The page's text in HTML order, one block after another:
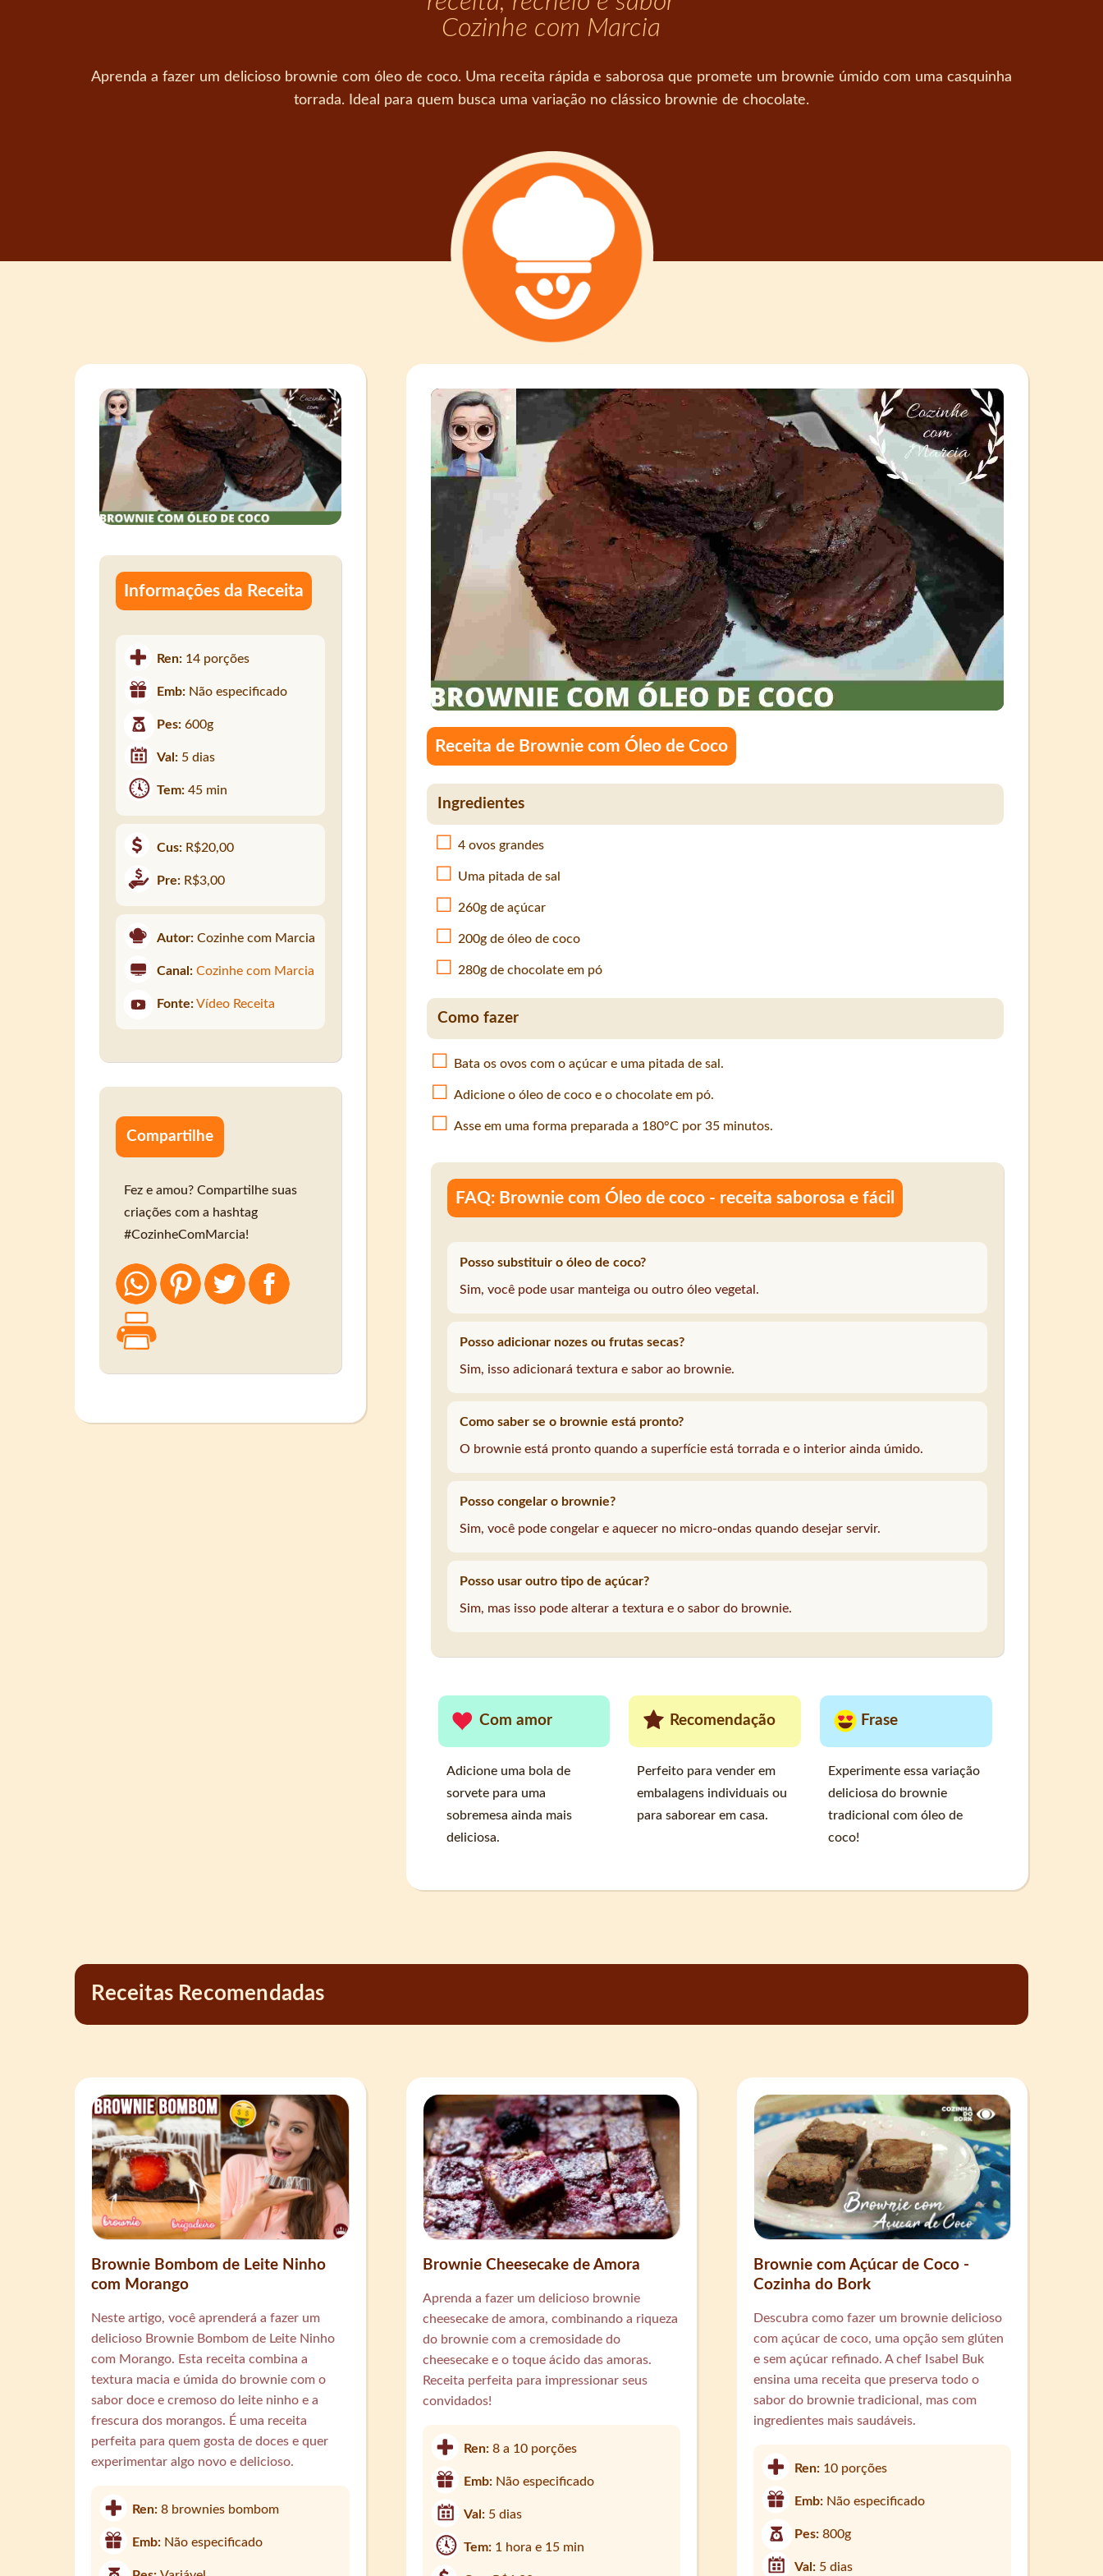
Cozinhe com Marcia
Aprenda a fazer um delicioso brownie com óleo de coco. Uma receita rápida e saborosa que promete um brownie úmido com uma casquinha
torrada. Ideal para quem busca uma variação no clássico brownie de chocolate.
Receita de Brownie com Óleo de Coco
Ingredientes
4 ovos grandes
Uma pitada de sal
260g de açúcar
200g de óleo de coco
280g de chocolate em pó
Como fazer
Bata os ovos com o açúcar e uma pitada de sal.
Adicione o óleo de coco e o chocolate em pó.
Asse em uma forma preparada a 180°C por 35 minutos.
FAQ: Brownie com Óleo de coco - receita saborosa e fácil
Posso substituir o óleo de coco?
Sim, você pode usar manteiga ou outro óleo vegetal.
Posso adicionar nozes ou frutas secas?
Sim, isso adicionará textura e sabor ao brownie.
Como saber se o brownie está pronto?
O brownie está pronto quando a superfície está torrada e o interior ainda úmido.
Posso congelar o brownie?
Sim, você pode congelar e aquecer no micro-ondas quando desejar servir.
Posso usar outro tipo de açúcar?
Sim, mas isso pode alterar a textura e o sabor do brownie.
Com amor
Adicione uma bola de
sorvete para uma
sobremesa ainda mais
deliciosa.
Recomendação
Perfeito para vender em
embalagens individuais ou
para saborear em casa.
Frase
Experimente essa variação
deliciosa do brownie
tradicional com óleo de
coco!
Informações da Receita
Ren: 14 porções
Emb: Não especificado
Pes:600g
Val: 5 dias
Tem:45 min
Cus: R$20,00
Pre: R$3,00
Autor: Cozinhe com Marcia
Canal: Cozinhe com Marcia
Fonte: Vídeo Receita
Compartilhe
Fez e amou? Compartilhe suas
criações com a hashtag
#CozinheComMarcia!
Receitas Recomendadas
Brownie Bombom de Leite Ninho
com Morango
Neste artigo, você aprenderá a fazer um
delicioso Brownie Bombom de Leite Ninho
com Morango. Esta receita combina a
textura macia e úmida do brownie com o
sabor doce e cremoso do leite ninho e a
frescura dos morangos. É uma receita
perfeita para quem gosta de doces e quer
experimentar algo novo e delicioso.
Ren:8 brownies bombom
Emb: Não especificado
Brownie Cheesecake de Amora
Aprenda a fazer um delicioso brownie
cheesecake de amora, combinando a riqueza
do brownie com a cremosidade do
cheesecake e o toque ácido das amoras.
Receita perfeita para impressionar seus
convidados!
Ren: 8 a 10 porções
Emb: Não especificado
Val: 5 dias
Tem: 1 hora e 15 min
Brownie com Açúcar de Coco -
Cozinha do Bork
Descubra como fazer um brownie delicioso
com açúcar de coco, uma opção sem glúten
e sem açúcar refinado. A chef Isabel Buk
ensina uma receita que preserva todo o
sabor do brownie tradicional, mas com
ingredientes mais saudáveis.
Ren: 10 porções
Emb: Não especificado
Pes: 800g
Val: 5 dias